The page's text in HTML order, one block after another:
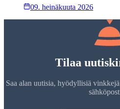
09. heinäkuuta 2026
Tilaa
Saa alan uutisia, hyödyllisiä